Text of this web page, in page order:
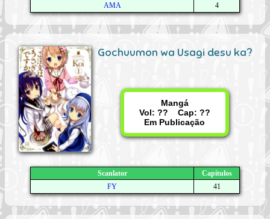
AMA
4
Gochuumon wa Usagi desu ka?
Mangá
Vol: ?? Cap: ??
Em Publicação
Scanlator
Capítulos
FY
41